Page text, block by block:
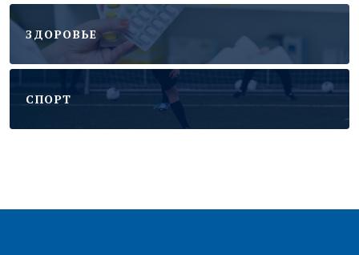
ЗДОРОВЬЕ
CПОРТ